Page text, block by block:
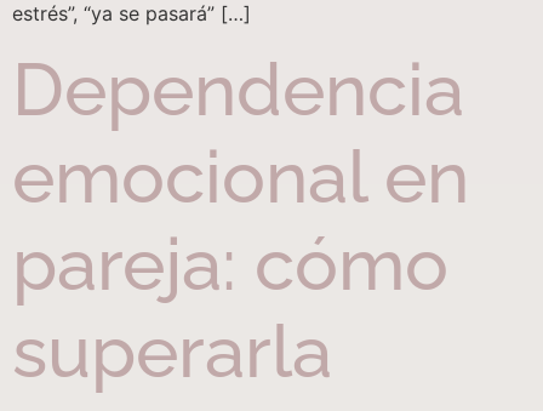
estrés”, “ya se pasará” […]
Dependencia
emocional en
pareja: cómo
superarla